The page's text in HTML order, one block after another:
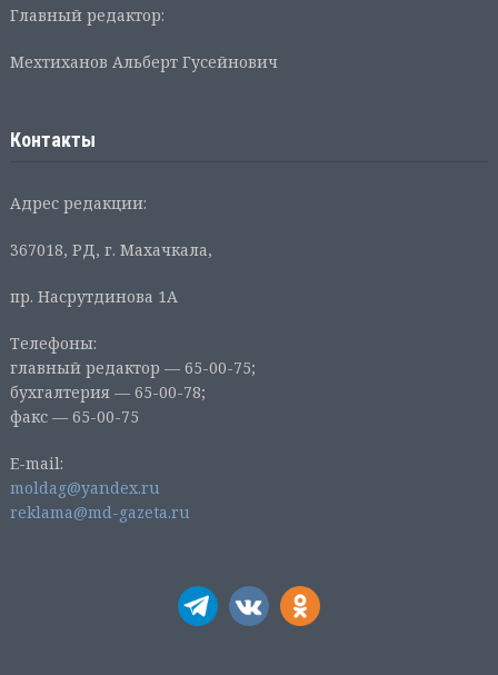
Главный редактор:
Мехтиханов Альберт Гусейнович
Контакты
Адрес редакции:
367018, РД, г. Махачкала,
пр. Насрутдинова 1А
Телефоны:
главный редактор — 65-00-75;
бухгалтерия — 65-00-78;
факс — 65-00-75
E-mail:
moldag@yandex.ru
reklama@md-gazeta.ru